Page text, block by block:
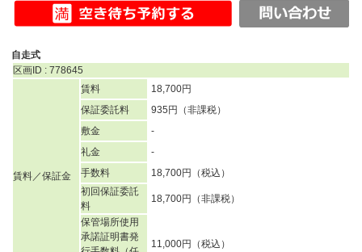
自走式
区画ID : 778645
賃料／保証金
賃料
18,700円
保証委託料
935円（非課税）
敷金
-
礼金
-
手数料
18,700円（税込）
初回保証委託
料
18,700円（非課税）
保管場所使用
承諾証明書発
11,000円（税込）